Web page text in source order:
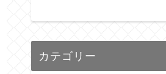
カテゴリー